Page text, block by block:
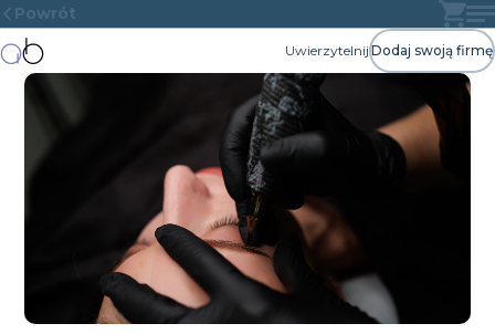
Powrót
UwierzytelnijDodaj swoją firmę